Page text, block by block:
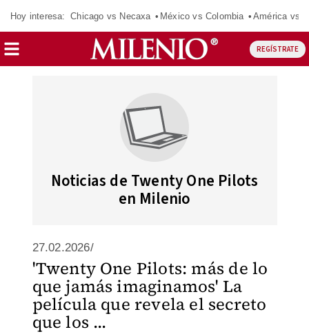
Hoy interesa: Chicago vs Necaxa México vs Colombia América vs
REGÍSTRATE
Noticias de Twenty One Pilots
en Milenio
27.02.2026/
'Twenty One Pilots: más de lo
que jamás imaginamos' La
película que revela el secreto
que los ...